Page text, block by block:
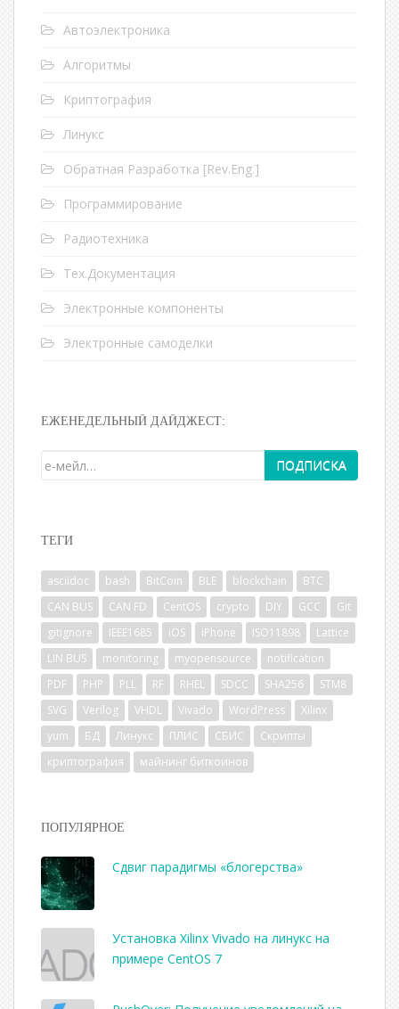
Автоэлектроника
Алгоритмы
Криптография
Линукс
Обратная Разработка [Rev.Eng.]
Программирование
Радиотехника
Тех.Документация
Электронные компоненты
Электронные самоделки
ЕЖЕНЕДЕЛЬНЫЙ ДАЙДЖЕСТ:
ТЕГИ
asciidoc bash BitCoin BLE blockchain
BTC
CAN BUS
CAN FD CentOS crypto DIY GCC
Git
gitignore
IEEE1685 iOS iPhone ISO11898
Lattice
LIN BUS
monitoring myopensource
notification
PDF
PHP PLL RF RHEL SDCC SHA256
STM8
SVG
Verilog VHDL Vivado WordPress
Xilinx
yum
БД Линукс ПЛИС СБИС
Скрипты
криптография
майнинг биткоинов
ПОПУЛЯРНОЕ
Сдвиг парадигмы «блогерства»
Установка Xilinx Vivado на линукс на
примере CentOS 7